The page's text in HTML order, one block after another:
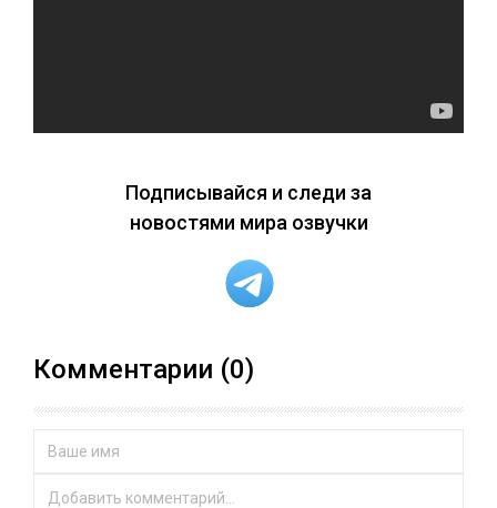
Подписывайся и следи за
новостями мира озвучки
Комментарии (0)